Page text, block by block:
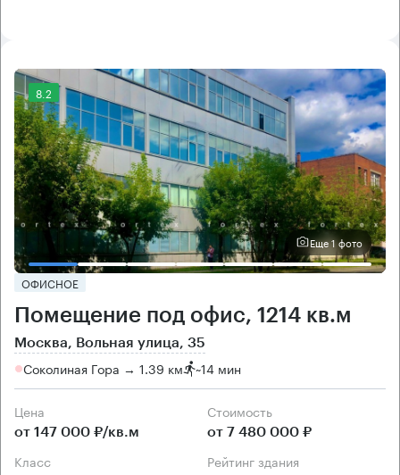
8.2
Еще 1 фото
ОФИСНОЕ
Помещение под офис, 1214 кв.м
Москва, Вольная улица, 35
Соколиная Гора → 1.39 км ~14 мин
Цена
от 147 000 ₽/кв.м
Cтоимость
от 7 480 000 ₽
класс рейтинг здания